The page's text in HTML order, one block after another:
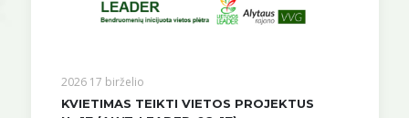
2026 17 birželio
KVIETIMAS TEIKTI VIETOS PROJEKTUS